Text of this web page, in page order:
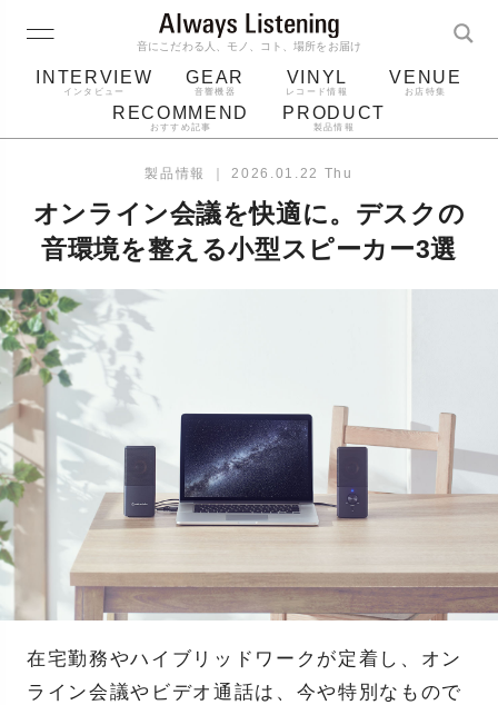
音にこだわる人、モノ、コト、場所をお届け
INTERVIEW
インタビュー
GEAR
音響機器
VINYL
レコード情報
VENUE
お店特集
RECOMMEND
おすすめ記事
PRODUCT
製品情報
bluetooth
レコード針
製品情報 ｜ 2026.01.22 Thu
オンライン会議を快適に。デスクの
音環境を整える小型スピーカー3選
在宅勤務やハイブリッドワークが定着し、オン
ライン会議やビデオ通話は、今や特別なもので